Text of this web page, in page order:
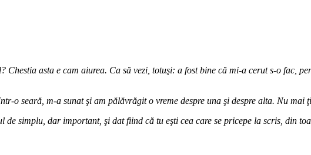
asta e cam aiurea. Ca să vezi, totuşi: a fost bine că mi-a cerut s-o fac,
o seară, m-a sunat şi am pălăvrăgit o vreme despre una şi despre alta. Nu mai
de simplu, dar important, şi dat fiind că tu eşti cea care se pricepe la scris, din